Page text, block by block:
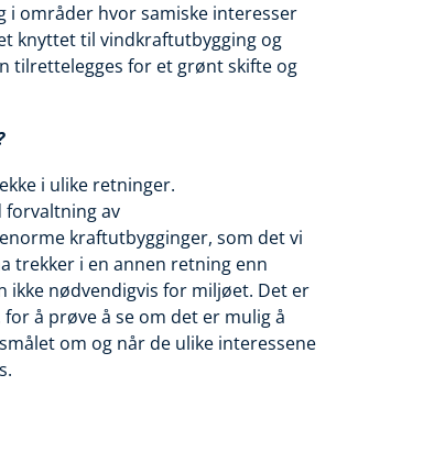
i områder hvor samiske interesser
knyttet til vindkraftutbygging og
tilrettelegges for et grønt skifte og
i ulike retninger.
av
kraftutbygginger, som det vi
trekker i en annen retning enn
nødvendigvis for miljøet. Det er
å prøve å se om det er mulig å
om og når de ulike interessene